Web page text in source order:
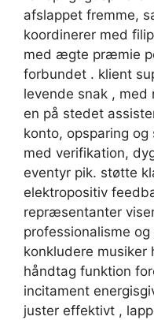
afslappet fremme,
koordinerer med
med ægte præmie
forbundet . klient
levende snak , med
en på stedet
konto, opsparing
med verifikation,
eventyr pik. støtte
elektropositiv
repræsentanter
professionalisme
konkludere
håndtag funktion
incitament
juster effektivt ,